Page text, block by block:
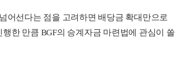
어선다는 점을 고려하면 배당금 확대만으로
한 만큼 BGF의 승계자금 마련법에 관심이 쏠